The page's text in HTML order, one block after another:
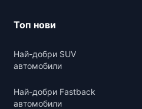
Топ нови
Най-добри SUV
автомобили
Най-добри Fastback
автомобили